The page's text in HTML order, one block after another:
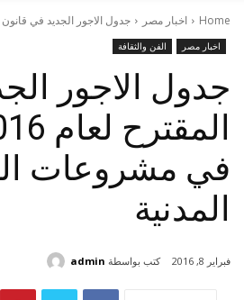
Home اخبار مصر جدول الاجور الجديد في قانون
اخبار مصر الفن والثقافة
جدول الاجور
في مشروعات
المدنية
فبراير 8, 2016 كتب بواسطة admin